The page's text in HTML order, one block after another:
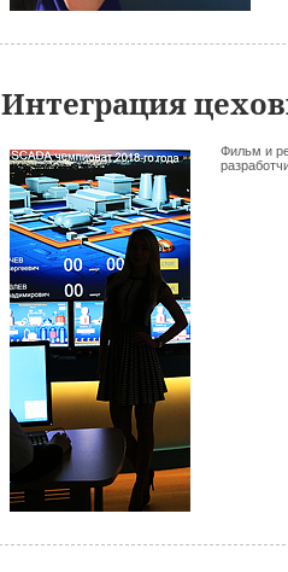
Интеграция
Фильм и